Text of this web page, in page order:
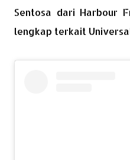
Sentosa dari Harbour
lengkap terkait